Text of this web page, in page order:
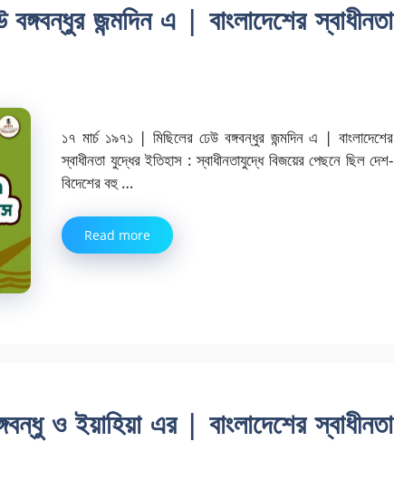
জন্মদিন এ | বাংলাদেশের স্বাধীনতা
১৭ মার্চ ১৯৭১ | মিছিলের ঢেউ বঙ্গবন্ধুর জন্মদিন এ | বাংলাদেশের
স্বাধীনতা যুদ্ধের ইতিহাস : স্বাধীনতাযুদ্ধে বিজয়ের পেছনে ছিল দেশ-
বিদেশের বহু …
Read more
ও ইয়াহিয়া এর | বাংলাদেশের স্বাধীনতা